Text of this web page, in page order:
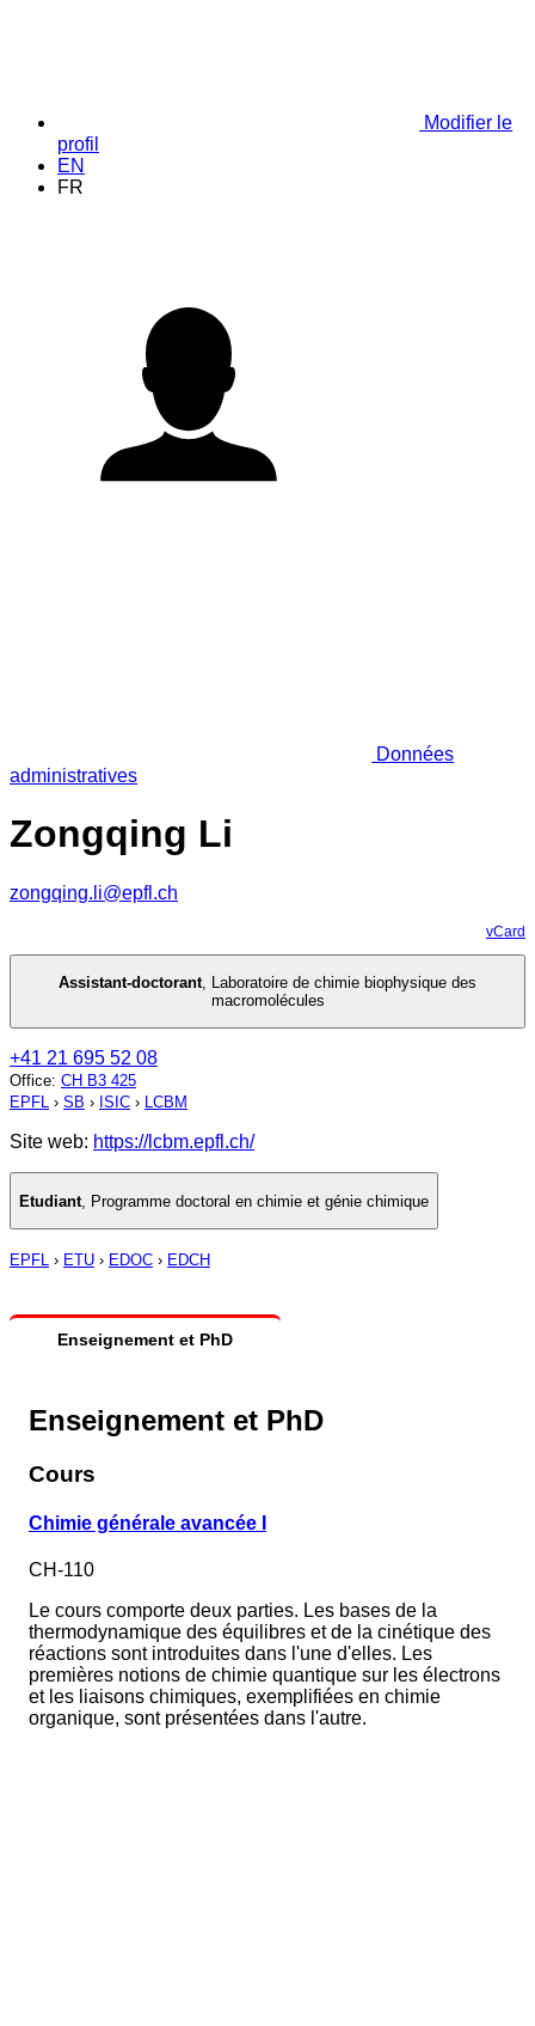
Modifier le
profil
EN
FR
Données
administratives
Zongqing Li
zongqing.li@epfl.ch
vCard
Assistant-doctorant, Laboratoire de chimie biophysique des
macromolécules
+41 21 695 52 08
Office: CH B3 425
EPFL › SB › ISIC › LCBM
Site web: https://lcbm.epfl.ch/
Etudiant Programme doctoral en chimie et génie chimique
EPFL › ETU › EDOC › EDCH
Enseignement et PhD
Enseignement et PhD
Cours
Chimie générale avancée I
CH-110
Le cours comporte deux parties. Les bases de la
thermodynamique des équilibres et de la cinétique des
réactions sont introduites dans l'une d'elles. Les
premières notions de chimie quantique sur les électrons
et les liaisons chimiques, exemplifiées en chimie
organique, sont présentées dans l'autre.